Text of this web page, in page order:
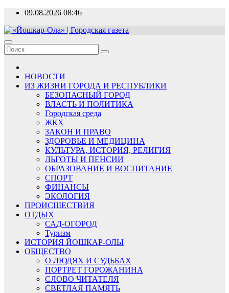
Перейти
содержимому
09.08.2026 08:46
«Йошкар-Ола» | Городская газета
Новости, события, люди
НОВОСТИ
ИЗ ЖИЗНИ ГОРОДА И РЕСПУБЛИКИ
БЕЗОПАСНЫЙ ГОРОД
ВЛАСТЬ И ПОЛИТИКА
Городская среда
ЖКХ
ЗАКОН И ПРАВО
ЗДОРОВЬЕ И МЕДИЦИНА
КУЛЬТУРА, ИСТОРИЯ, РЕЛИГИЯ
ЛЬГОТЫ И ПЕНСИИ
ОБРАЗОВАНИЕ И ВОСПИТАНИЕ
СПОРТ
ФИНАНСЫ
ЭКОЛОГИЯ
ПРОИСШЕСТВИЯ
ОТДЫХ
САД-ОГОРОД
Туризм
ИСТОРИЯ ЙОШКАР-ОЛЫ
ОБЩЕСТВО
О ЛЮДЯХ И СУДЬБАХ
ПОРТРЕТ ГОРОЖАНИНА
СЛОВО ЧИТАТЕЛЯ
СВЕТЛАЯ ПАМЯТЬ